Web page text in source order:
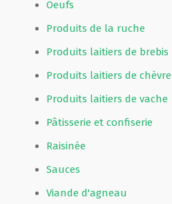
Oeufs
Produits de la ruche
Produits laitiers de brebis
Produits laitiers de chèvre
Produits laitiers de vache
Pâtisserie et confiserie
Raisinée
Sauces
Viande d'agneau